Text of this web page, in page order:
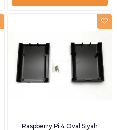
Raspberry Pi 4 Oval Siyah